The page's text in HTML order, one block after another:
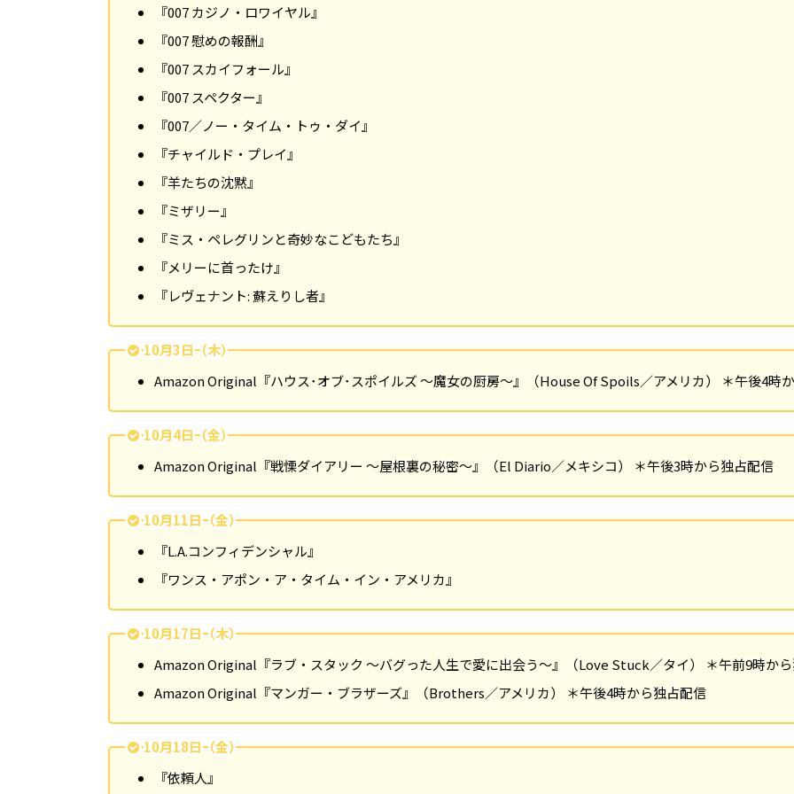
『007 カジノ・ロワイヤル』
『007 慰めの報酬』
『007 スカイフォール』
『007 スペクター』
『007／ノー・タイム・トゥ・ダイ』
『チャイルド・プレイ』
『羊たちの沈黙』
『ミザリー』
『ミス・ペレグリンと奇妙なこどもたち』
『メリーに首ったけ』
『レヴェナント: 蘇えりし者』
10月3日（木）
Amazon Original『ハウス･オブ･スポイルズ ～魔女の厨房～』（House Of Spoils／アメリカ） ＊午後4時
10月4日（金）
Amazon Original『戦慄ダイアリー ～屋根裏の秘密～』（El Diario／メキシコ） ＊午後3時から独占配信
10月11日（金）
『L.A.コンフィデンシャル』
『ワンス・アポン・ア・タイム・イン・アメリカ』
10月17日（木）
Amazon Original『ラブ・スタック ～バグった人生で愛に出会う～』（Love Stuck／タイ） ＊午前9時か
Amazon Original『マンガー・ブラザーズ』（Brothers／アメリカ） ＊午後4時から独占配信
10月18日（金）
『依頼人』